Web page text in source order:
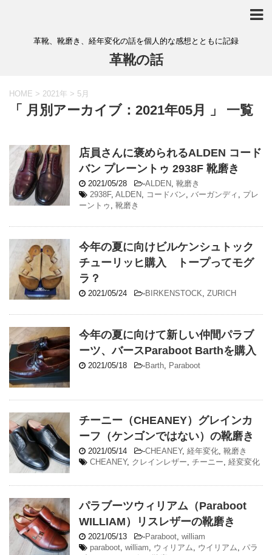
革靴、靴磨き、経年変化の話を個人的な感想とともに記録
革靴の話
HOME > 2021年 > 5月
「 月別アーカイブ：2021年05月 」 一覧
店員さんに褒められるALDEN コード
バン プレーントゥ 2938F 靴磨き
2021/05/28 -ALDEN, 靴磨き
2938F, ALDEN, コードバン, バーガンディ , プレ
ーントゥ , 靴磨き
今年の夏に向けビルケンシュトック
チューリッヒ購入 トープってモグ
ラ？
2021/05/24 -BIRKENSTOCK, ZURICH
今年の夏に向けて新しい仲間パラブ
ーツ、バースParaboot Barthを購入
2021/05/18 -Barth, Paraboot
チーニー（CHEANEY）グレインカ
ーフ（ケンゴンではない）の靴磨き
2021/05/14 -CHEANEY, 経年変化, 靴磨き
CHEANEY, クレインレザー, チーニー, 経変変化
パラブーツウィリアム（Paraboot
WILLIAM）リスレザーの靴磨き
2021/05/13 -Paraboot, william
paraboot, william, ウィリアム, ウイリアム, パラ